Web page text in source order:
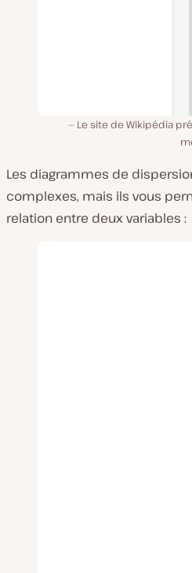
Le site de Wikipédia
Les diagrammes de
complexes, mais ils vous
relation entre deux variables :